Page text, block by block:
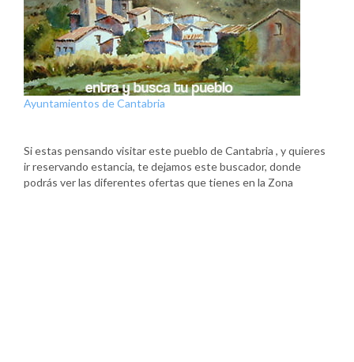
Ayuntamientos de Cantabria
Si estas pensando visitar este pueblo de Cantabria , y quieres
ir reservando estancia, te dejamos este buscador, donde
podrás ver las diferentes ofertas que tienes en la Zona